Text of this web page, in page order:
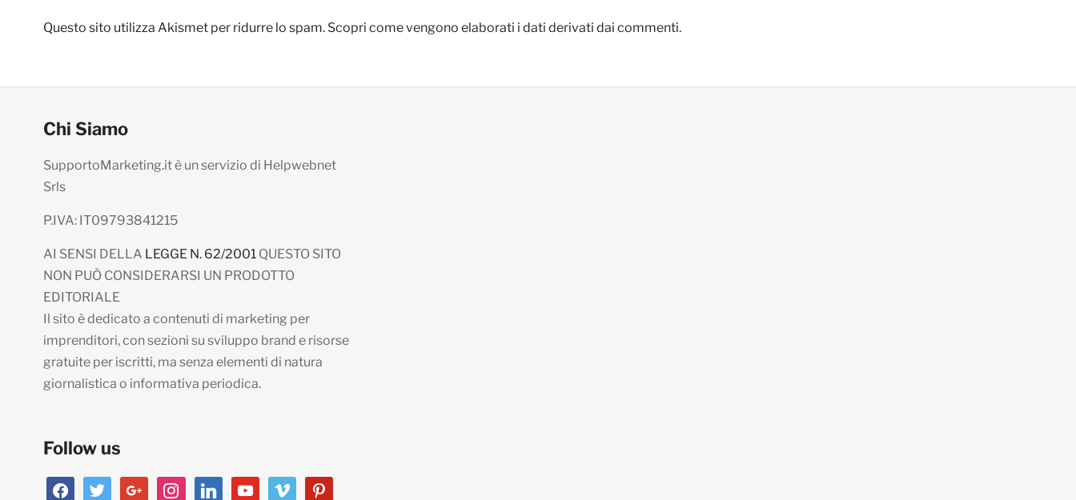
Questo sito utilizza Akismet per ridurre lo spam. Scopri come vengono elaborati i dati derivati dai commenti.
Chi Siamo
SupportoMarketing.it è un servizio di Helpwebnet
Srls
P.IVA: IT09793841215
AI SENSI DELLA LEGGE N. 62/2001QUESTO SITO
NON PUÒ CONSIDERARSI UN PRODOTTO
EDITORIALE
Il sito è dedicato a contenuti di marketing per
imprenditori, con sezioni su sviluppo brand e risorse
gratuite per iscritti, ma senza elementi di natura
giornalistica o informativa periodica.
Follow us
facebooktwitter google instagramlinkedinyoutubevimeo pinterest